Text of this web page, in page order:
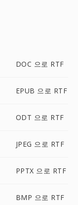
DOC 으로 RTF
EPUB 으로 RTF
ODT 으로 RTF
JPEG 으로 RTF
PPTX 으로 RTF
BMP 으로 RTF